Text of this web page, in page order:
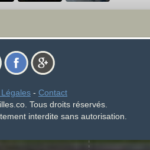
- Contact
Tous droits réservés.
interdite sans autorisation.